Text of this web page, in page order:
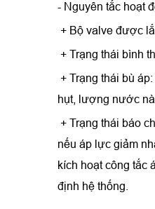
- Nguyên tắc hoạt
+ Bộ valve được
+ Trạng thái bình
+ Trạng thái bù
hụt, lượng nước
+ Trạng thái báo
nếu áp lực giảm
kích hoạt công tắc
định hệ thống.